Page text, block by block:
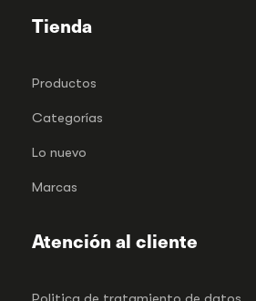
Tienda
Productos
Categorías
Lo nuevo
Marcas
Atención al cliente